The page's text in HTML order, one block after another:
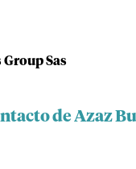
Sas
de Azaz